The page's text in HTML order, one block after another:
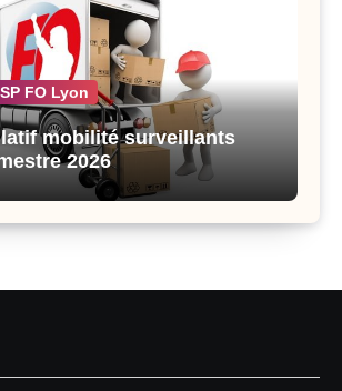
FO Lyon
mobilité surveillants
2026